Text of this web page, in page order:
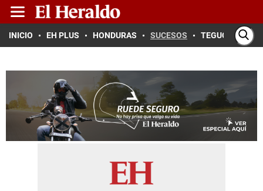
INICIO EH PLUS HONDURAS SUCESOS TEGUCIGALPA